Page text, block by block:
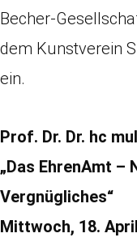
Becher-
dem Kunstverein
ein.
Prof. Dr. Dr. hc
„Das EhrenAmt –
Vergnügliches“
Mittwoch, 18.